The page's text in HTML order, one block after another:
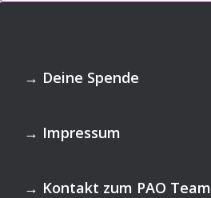
Footer
→ Deine Spende
→ Impressum
→ Kontakt zum PAO Team